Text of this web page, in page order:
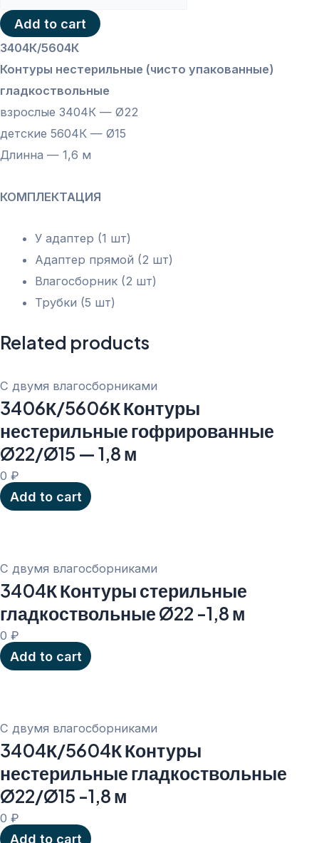
Контуры
нестерильные
гладкоствольные
Ø22/
Ø15
-1,6
м
quantity
Add to cart
3404К/5604К
Контуры нестерильные (чисто упакованные)
гладкоствольные
взрослые 3404К — Ø22
детские 5604К — Ø15
Длинна — 1,6 м
КОМПЛЕКТАЦИЯ
У адаптер (1 шт)
Адаптер прямой (2 шт)
Влагосборник (2 шт)
Трубки (5 шт)
Related products
С двумя влагосборниками
3406К/5606К Контуры
нестерильные гофрированные
Ø22/Ø15 — 1,8 м
0 ₽
Add to cart
С двумя влагосборниками
3404К Контуры стерильные
гладкоствольные Ø22 -1,8 м
0 ₽
Add to cart
С двумя влагосборниками
3404К/5604К Контуры
нестерильные гладкоствольные
Ø22/Ø15 -1,8 м
0 ₽
Add to cart